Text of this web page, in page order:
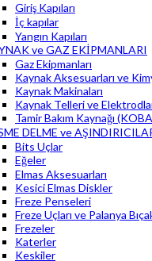
Giriş Kapıları
İç kapılar
Yangın Kapıları
ve GAZ EKİPMANLARI
Gaz Ekipmanları
Kaynak Aksesuarları ve
Kaynak Makinaları
Kaynak Telleri ve
Tamir Bakım Kaynağı
DELME ve
Bits Uçlar
Eğeler
Elmas Aksesuarları
Kesici Elmas Diskler
Freze Penseleri
Freze Uçları ve Palanya
Frezeler
Katerler
Keskiler